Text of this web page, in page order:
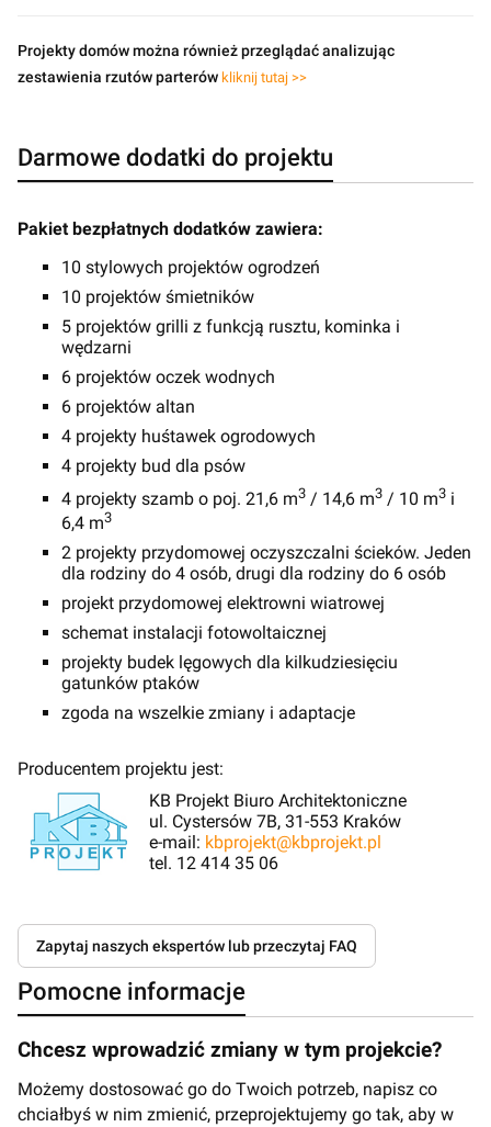
Projekty domów można również przeglądać analizując
zestawienia rzutów parterów kliknij tutaj >>
Darmowe dodatki do projektu
Pakiet bezpłatnych dodatków zawiera:
10 stylowych projektów ogrodzeń
10 projektów śmietników
5 projektów grilli z funkcją rusztu, kominka i
wędzarni
6 projektów oczek wodnych
6 projektów altan
4 projekty huśtawek ogrodowych
4 projekty bud dla psów
4 projekty szamb o poj. 21,6 m3 / 14,6 m3 / 10 m3 i
6,4 m3
2 projekty przydomowej oczyszczalni ścieków. Jeden
dla rodziny do 4 osób, drugi dla rodziny do 6 osób
projekt przydomowej elektrowni wiatrowej
schemat instalacji fotowoltaicznej
projekty budek lęgowych dla kilkudziesięciu
gatunków ptaków
zgoda na wszelkie zmiany i adaptacje
Producentem projektu jest:
KB Projekt Biuro Architektoniczne
ul. Cystersów 7B, 31-553 Kraków
e-mail: kbprojekt@kbprojekt.pl
tel. 12 414 35 06
Zapytaj naszych ekspertów lub przeczytaj FAQ
Pomocne informacje
Chcesz wprowadzić zmiany w tym projekcie?
Możemy dostosować go do Twoich potrzeb, napisz co
chciałbyś w nim zmienić, przeprojektujemy go tak, aby w